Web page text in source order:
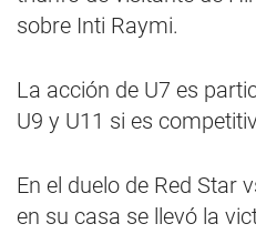
sobre Inti Raymi.
La acción de U7 es
U9 y U11 si es
En el duelo de Red Star
en su casa se llevó la